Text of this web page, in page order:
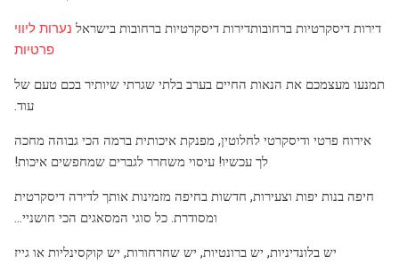
דירות דיסקרטיות ברחובותדירות דיסקרטיות ברחובות בישראל נערות ליווי
פרטיות
תמנעו מעצמכם את הנאות החיים בערב בלתי שגרתי שיותיר בכם טעם של
עוד.
אירוח פרטי ודיסקרטי לחלוטין, מפנקת איכותית ברמה הכי גבוהה מחכה
לך עכשיו! עיסוי משחרר לגברים שמחפשים איכות!
חיפה בנות יפות וצעירות, חדשות בחיפה מזמינות אותך לדירה דיסקרטית
ומסודרת. כל סוגי המסאגים הכי חושניי...
יש בלונדיניות, יש ברונטיות, יש שחרחורות, יש קוקסינליות או גייז